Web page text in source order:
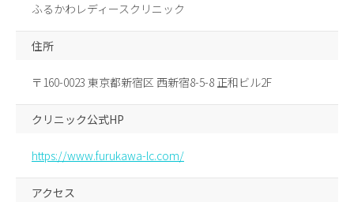
ふるかわレディースクリニック
住所
〒160-0023 東京都新宿区 西新宿8-5-8 正和ビル2F
クリニック公式HP
https://www.furukawa-lc.com/
アクセス